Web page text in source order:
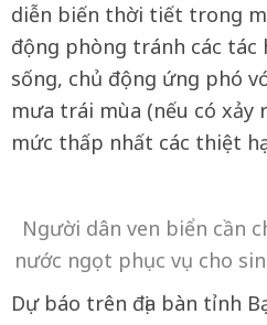
diễn biến thời tiết trong
động phòng tránh các tác
sống, chủ động ứng phó
mưa trái mùa (nếu có xảy
mức thấp nhất các thiệt
Người dân ven biển cần
nước ngọt phục vụ cho
Dự báo trên địa bàn tỉnh